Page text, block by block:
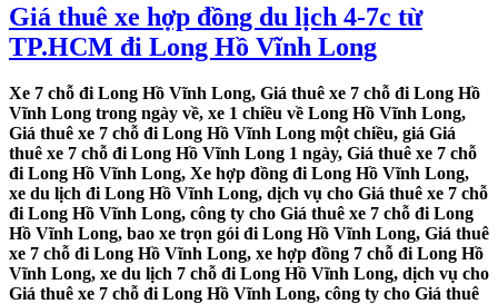
Giá thuê xe hợp đồng du lịch 4-7c từ
TP.HCM đi Long Hồ Vĩnh Long
Xe 7 chỗ đi Long Hồ Vĩnh Long, Giá thuê xe 7 chỗ đi Long Hồ
Vĩnh Long trong ngày về, xe 1 chiều về Long Hồ Vĩnh Long,
Giá thuê xe 7 chỗ đi Long Hồ Vĩnh Long một chiều, giá Giá
thuê xe 7 chỗ đi Long Hồ Vĩnh Long 1 ngày, Giá thuê xe 7 chỗ
đi Long Hồ Vĩnh Long, Xe hợp đồng đi Long Hồ Vĩnh Long,
xe du lịch đi Long Hồ Vĩnh Long, dịch vụ cho Giá thuê xe 7 chỗ
đi Long Hồ Vĩnh Long, công ty cho Giá thuê xe 7 chỗ đi Long
Hồ Vĩnh Long, bao xe trọn gói đi Long Hồ Vĩnh Long, Giá thuê
xe 7 chỗ đi Long Hồ Vĩnh Long, xe hợp đồng 7 chỗ đi Long Hồ
Vĩnh Long, xe du lịch 7 chỗ đi Long Hồ Vĩnh Long, dịch vụ cho
Giá thuê xe 7 chỗ đi Long Hồ Vĩnh Long, công ty cho Giá thuê